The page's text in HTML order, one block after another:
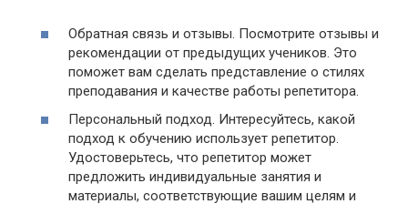
Обратная связь и отзывы. Посмотрите отзывы и
рекомендации от предыдущих учеников. Это
поможет вам сделать представление о стилях
преподавания и качестве работы репетитора.
Персональный подход. Интересуйтесь, какой
подход к обучению использует репетитор.
Удостоверьтесь, что репетитор может
предложить индивидуальные занятия и
материалы, соответствующие вашим целям и